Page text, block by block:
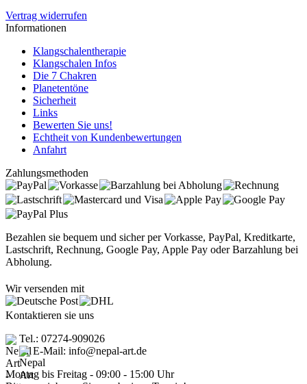
Vertrag widerrufen
Informationen
Klangschalentherapie
Klangschalen Infos
Die 7 Chakren
Planetentöne
Sicherheit
Links
Bewerten Sie uns!
Echtheit von Kundenbewertungen
Anfahrt
Zahlungsmethoden
Bezahlen sie bequem und sicher per Vorkasse, PayPal, Kreditkarte,
Lastschrift, Rechnung, Google Pay, Apple Pay oder Barzahlung bei
Abholung.
Wir versenden mit
Kontaktieren sie uns
Tel.: 07274-909026
E-Mail: info@nepal-art.de
Montag bis Freitag - 09:00 - 15:00 Uhr